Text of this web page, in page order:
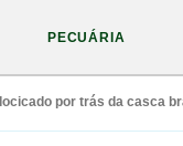
PECUÁRIA
por trás da casca